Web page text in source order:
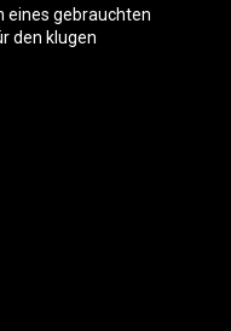
eines gebrauchten
den klugen